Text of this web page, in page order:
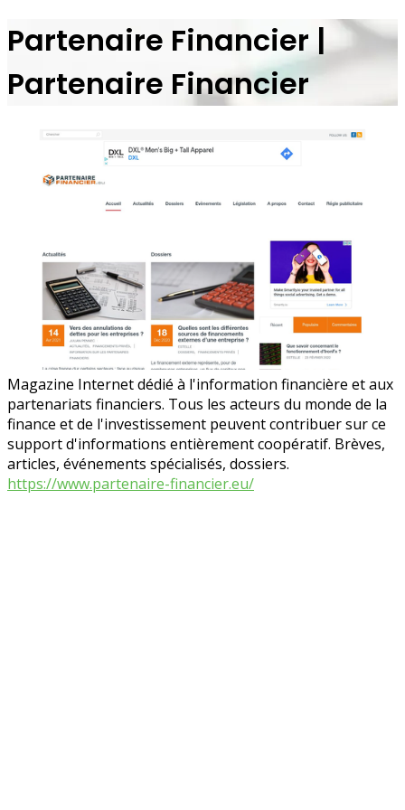
Partenaire Financier |
Partenaire Financier
Magazine Internet dédié à l'information financière et aux
partenariats financiers. Tous les acteurs du monde de la
finance et de l'investissement peuvent contribuer sur ce
support d'informations entièrement coopératif. Brèves,
articles, événements spécialisés, dossiers.
https://www.partenaire-financier.eu/